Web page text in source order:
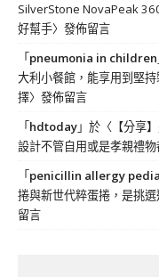
SilverStone NovaPeak
好幫手〉發佈留言
「pneumonia in children
大利小餐館，能享用到堅
擇〉發佈留言
「hdtoday」於〈 【分享
設計不管自用或是孝親禮
「penicillin allergy
捲與新世代粹蛋捲，是挑
留言